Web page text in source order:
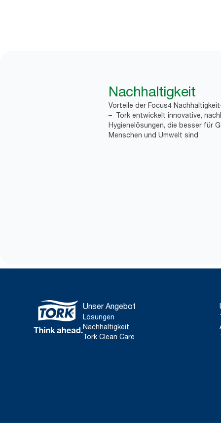
Nachhaltigkeit
Vorteile der Focus4
– Tork entwickelt innovative,
Hygienelösungen, die besser für
Menschen und Umwelt sind
Unser Angebot
Lösungen
Nachhaltigkeit
Tork Clean Care